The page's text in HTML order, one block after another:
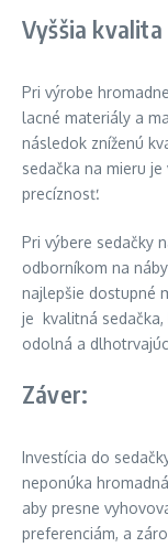
Vyššia
Pri výrobe
lacné materiály a
následok zníženú
sedačka na mieru
precíznosť.
Pri výbere sedačky
odborníkom na
najlepšie dostupné
je kvalitná
odolná a
Záver:
Investícia do
neponúka
aby presne
preferenciám, a